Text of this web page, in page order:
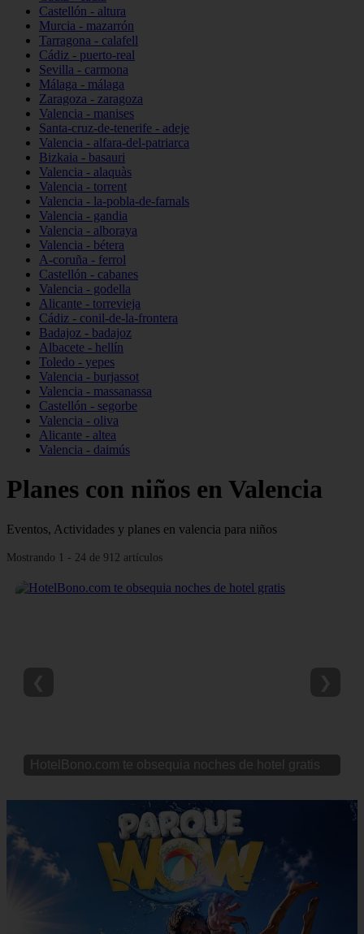
Castellón - altura
Murcia - mazarrón
Tarragona - calafell
Cádiz - puerto-real
Sevilla - carmona
Málaga - málaga
Zaragoza - zaragoza
Valencia - manises
Santa-cruz-de-tenerife - adeje
Valencia - alfara-del-patriarca
Bizkaia - basauri
Valencia - alaquàs
Valencia - torrent
Valencia - la-pobla-de-farnals
Valencia - gandia
Valencia - alboraya
Valencia - bétera
A-coruña - ferrol
Castellón - cabanes
Valencia - godella
Alicante - torrevieja
Cádiz - conil-de-la-frontera
Badajoz - badajoz
Albacete - hellín
Toledo - yepes
Valencia - burjassot
Valencia - massanassa
Castellón - segorbe
Valencia - oliva
Alicante - altea
Valencia - daimús
Planes con niños en Valencia
Eventos, Actividades y planes en valencia para niños
Mostrando 1 - 24 de 912 artículos
HotelBono.com te obsequia noches de hotel gratis